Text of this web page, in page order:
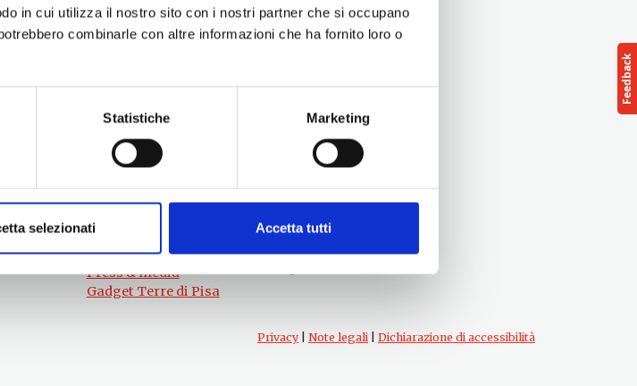
in cui utilizza il nostro sito con i nostri partner che si occupano
combinarle con altre informazioni che ha fornito loro o
Statistiche Marketing
selezionati Accetta tutti
delle
#lemieTerrediPisa
Esperienze
Territori
Prodotti e Servizi
Chi Siamo
Press & media
Gadget Terre di Pisa
Seguici su
Privacy| Note legali Dichiarazione di accessibilità